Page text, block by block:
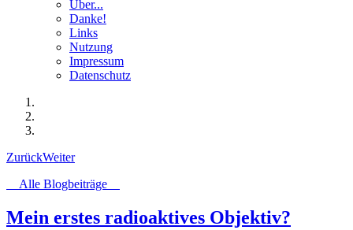
Über...
Danke!
Links
Nutzung
Impressum
Datenschutz
ZurückWeiter
Alle Blogbeiträge
Mein erstes radioaktives Objektiv?